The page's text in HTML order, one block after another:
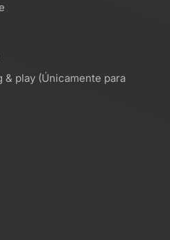
play (Únicamente para